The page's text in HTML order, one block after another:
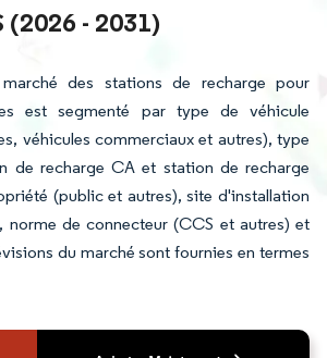
(2026 - 2031)
des stations de recharge pour
est segmenté par type de véhicule
véhicules commerciaux et autres), type
de recharge CA et station de recharge
(public et autres), site d'installation
norme de connecteur (CCS et autres) et
du marché sont fournies en termes